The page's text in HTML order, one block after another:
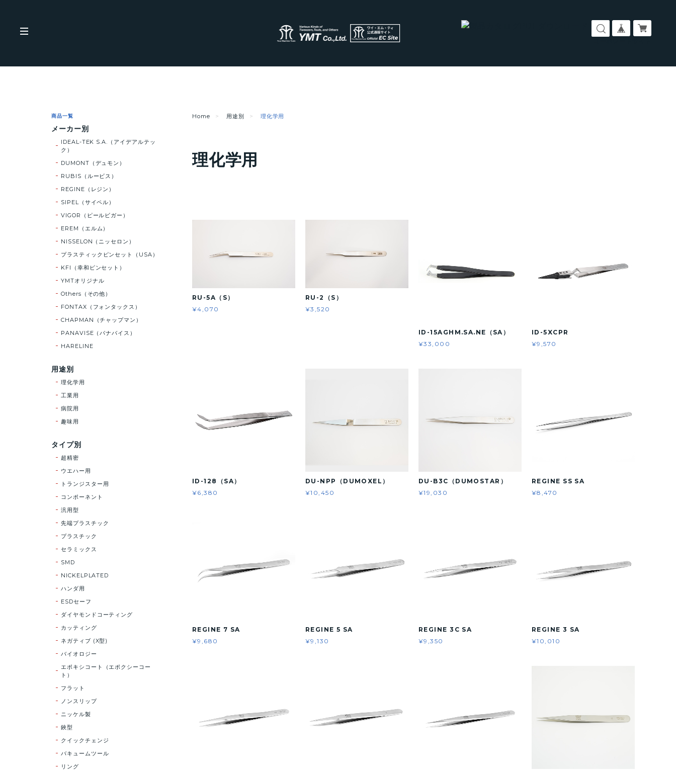
Home 用途別 理化学用
理化学用
RU-5A（S）
¥4,070
RU-2（S）
¥3,520
ID-15AGHM.SA.NE（SA）
¥33,000
ID-5XCPR
¥9,570
ID-128（SA）
¥6,380
DU-NPP（DUMOXEL）
¥10,450
DU-B3C（DUMOSTAR）
¥19,030
REGINE SS SA
¥8,470
REGINE 7 SA
¥9,680
REGINE 5 SA
¥9,130
REGINE 3C SA
¥9,350
REGINE 3 SA
¥10,010
商品一覧
メーカー別
IDEAL-TEK S.A.（アイデアルテッ
ク）
DUMONT（デュモン）
RUBIS（ルービス）
REGINE（レジン）
SIPEL（サイペル）
VIGOR（ピールビガー）
EREM（エルム）
NISSELON（ニッセロン）
プラスティックピンセット（USA）
KFI（幸和ピンセット）
YMTオリジナル
Others（その他）
FONTAX（フォンタックス）
CHAPMAN（チャップマン）
PANAVISE（パナバイス）
HARELINE
用途別
理化学用
工業用
病院用
趣味用
タイプ別
超精密
ウエハー用
トランジスター用
コンポーネント
汎用型
先端プラスチック
プラスチック
セラミックス
SMD
NICKELPLATED
ハンダ用
ESDセーフ
ダイヤモンドコーティング
カッティング
ネガティブ (X型)
バイオロジー
エポキシコート（エポクシーコー
ト）
フラット
ノンスリップ
ニッケル製
鋏型
クイックチェンジ
バキュームツール
リング